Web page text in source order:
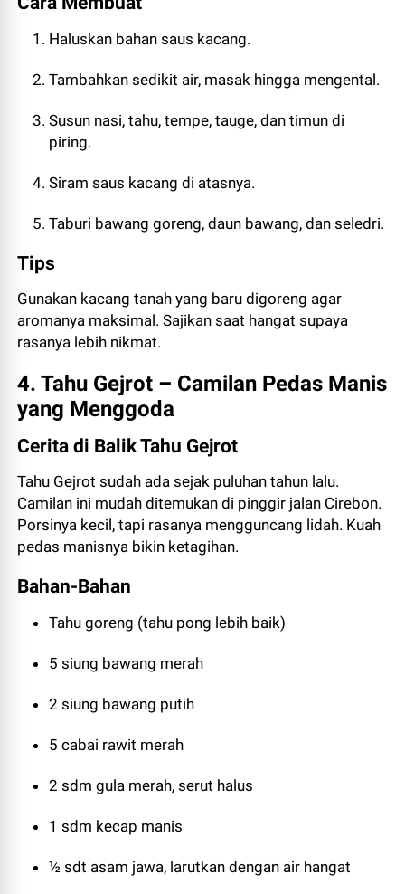
Haluskan bahan saus kacang.
Tambahkan sedikit air, masak hingga mengental.
Susun nasi, tahu, tempe, tauge, dan timun di
piring.
Siram saus kacang di atasnya.
Taburi bawang goreng, daun bawang, dan seledri.
Tips
Gunakan kacang tanah yang baru digoreng agar
aromanya maksimal. Sajikan saat hangat supaya
rasanya lebih nikmat.
4. Tahu Gejrot – Camilan Pedas Manis
yang Menggoda
Cerita di Balik Tahu Gejrot
Tahu Gejrot sudah ada sejak puluhan tahun lalu.
Camilan ini mudah ditemukan di pinggir jalan Cirebon.
Porsinya kecil, tapi rasanya mengguncang lidah. Kuah
pedas manisnya bikin ketagihan.
Bahan-Bahan
Tahu goreng (tahu pong lebih baik)
5 siung bawang merah
2 siung bawang putih
5 cabai rawit merah
2 sdm gula merah, serut halus
1 sdm kecap manis
½ sdt asam jawa, larutkan dengan air hangat